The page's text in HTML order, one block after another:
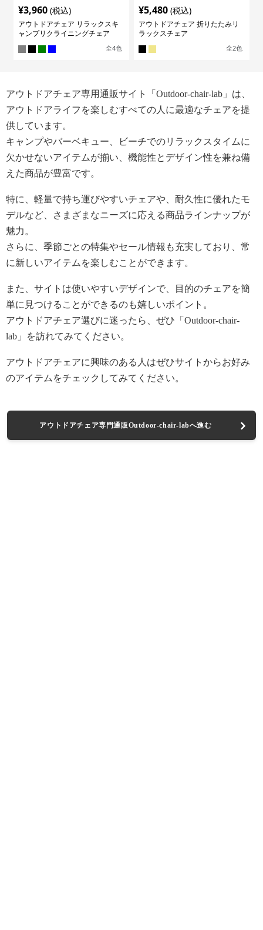
¥3,960 (税込)
アウトドアチェア リラックスキ
ャンプリクライニングチェア
全4色
¥5,480 (税込)
アウトドアチェア 折りたたみリ
ラックスチェア
全2色
アウトドアチェア専用通販サイト「Outdoor-chair-lab」は、
アウトドアライフを楽しむすべての人に最適なチェアを提
供しています。
キャンプやバーベキュー、ビーチでのリラックスタイムに
欠かせないアイテムが揃い、機能性とデザイン性を兼ね備
えた商品が豊富です。
特に、軽量で持ち運びやすいチェアや、耐久性に優れたモ
デルなど、さまざまなニーズに応える商品ラインナップが
魅力。
さらに、季節ごとの特集やセール情報も充実しており、常
に新しいアイテムを楽しむことができます。
また、サイトは使いやすいデザインで、目的のチェアを簡
単に見つけることができるのも嬉しいポイント。
アウトドアチェア選びに迷ったら、ぜひ「Outdoor-chair-
lab」を訪れてみてください。
アウトドアチェアに興味のある人はぜひサイトからお好み
のアイテムをチェックしてみてください。
アウトドアチェア専門通販Outdoor-chair-labへ進む